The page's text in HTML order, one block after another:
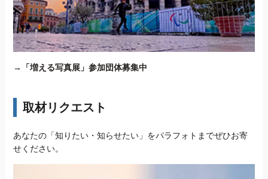
→ 「増える写真展」参加団体募集中
取材リクエスト
あなたの「知りたい・知らせたい」をパラフォトまでぜひお寄
せください。